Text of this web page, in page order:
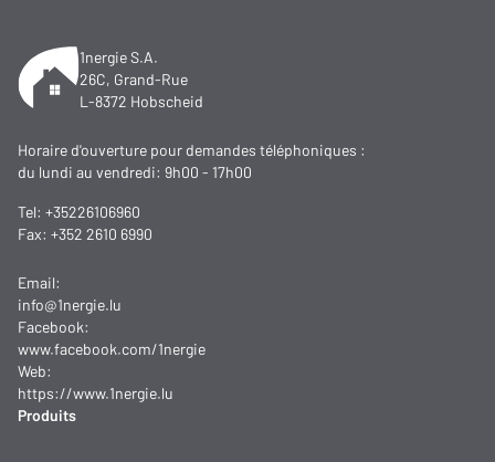
1nergie S.A.
26C, Grand-Rue
L-8372 Hobscheid
Horaire d'ouverture pour demandes téléphoniques :
du lundi au vendredi: 9h00 - 17h00
Tel: +35226106960
Fax: +352 2610 6990
Email:
info@1nergie.lu
Facebook:
www.facebook.com/1nergie
Web:
https://www.1nergie.lu
Produits